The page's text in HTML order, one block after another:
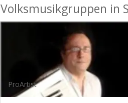
Volksmusikgruppen in
ProArtist